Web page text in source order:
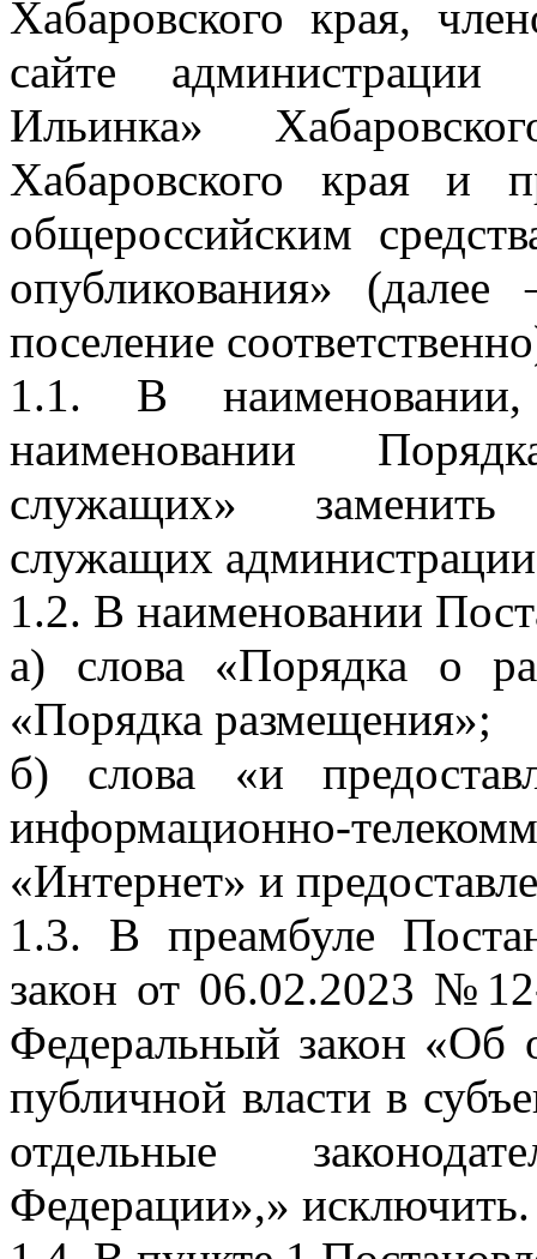
Хабаровского края,
сайте администрации
Ильинка»
Хабаровского края и
общероссийским
опубликования»
поселение
1.1. В
наименовании
служащих»
служащих
1.2. В наименовании
а) слова «Порядка о
«Порядка размещения»;
б) слова «и
информационно-
«Интернет» и
1.3. В преамбуле
закон от 06.02.2023
Федеральный закон «Об
публичной власти в
отдельные
Федерации»,» исключить.